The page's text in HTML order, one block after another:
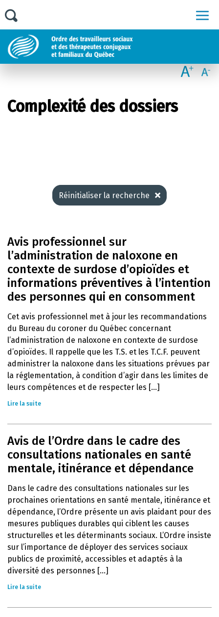
Complexité des dossiers
Réinitialiser la recherche
Avis professionnel sur
l’administration de naloxone en
contexte de surdose d’opioïdes et
informations préventives à l’intention
des personnes qui en consomment
Cet avis professionnel met à jour les recommandations
du Bureau du coroner du Québec concernant
l’administration de naloxone en contexte de surdose
d’opioïdes. Il rappelle que les T.S. et les T.C.F. peuvent
administrer la naloxone dans les situations prévues par
la réglementation, à condition d’agir dans les limites de
leurs compétences et de respecter les [...]
Lire la suite
Avis de l’Ordre dans le cadre des
consultations nationales en santé
mentale, itinérance et dépendance
Dans le cadre des consultations nationales sur les
prochaines orientations en santé mentale, itinérance et
dépendance, l’Ordre présente un avis plaidant pour des
mesures publiques durables qui ciblent les causes
structurelles et les déterminants sociaux. L’Ordre insiste
sur l’importance de déployer des services sociaux
publics de proximité, accessibles et adaptés à la
diversité des personnes [...]
Lire la suite